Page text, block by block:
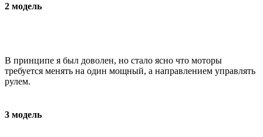
2 модель
В принципе я был доволен, но стало ясно что моторы
требуется менять на один мощный, а направлением управлять
рулем.
3 модель